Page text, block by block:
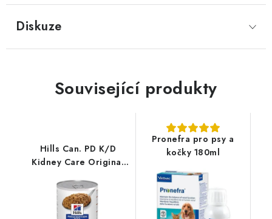
Diskuze
Související produkty
Hills Can. PD K/D
Kidney Care Original
Pronefra pro psy a
kočky 180ml